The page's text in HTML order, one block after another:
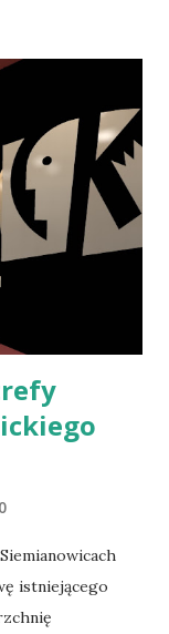
z pozycji
Jego
słowiańskiej”, a
zaś – na
nazwał
1996: 4). Za
roku podczas
zbiór jego prac
Machnickich
istniejącego